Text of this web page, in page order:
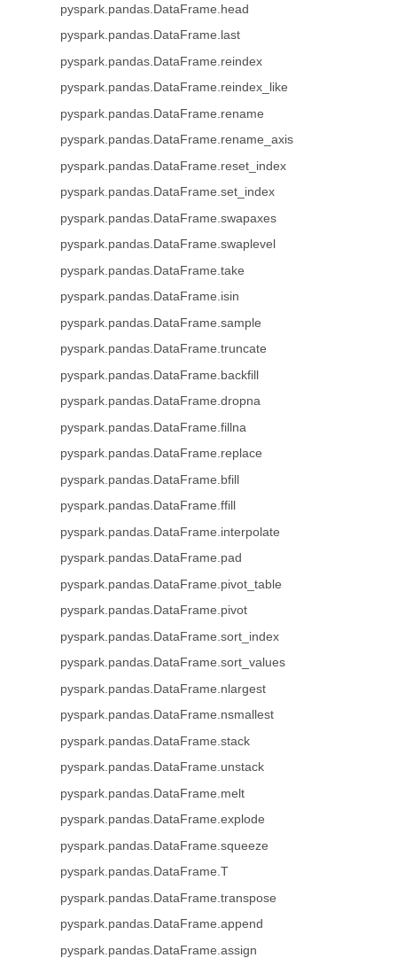
pyspark.pandas.DataFrame.head
pyspark.pandas.DataFrame.last
pyspark.pandas.DataFrame.reindex
pyspark.pandas.DataFrame.reindex_like
pyspark.pandas.DataFrame.rename
pyspark.pandas.DataFrame.rename_axis
pyspark.pandas.DataFrame.reset_index
pyspark.pandas.DataFrame.set_index
pyspark.pandas.DataFrame.swapaxes
pyspark.pandas.DataFrame.swaplevel
pyspark.pandas.DataFrame.take
pyspark.pandas.DataFrame.isin
pyspark.pandas.DataFrame.sample
pyspark.pandas.DataFrame.truncate
pyspark.pandas.DataFrame.backfill
pyspark.pandas.DataFrame.dropna
pyspark.pandas.DataFrame.fillna
pyspark.pandas.DataFrame.replace
pyspark.pandas.DataFrame.bfill
pyspark.pandas.DataFrame.ffill
pyspark.pandas.DataFrame.interpolate
pyspark.pandas.DataFrame.pad
pyspark.pandas.DataFrame.pivot_table
pyspark.pandas.DataFrame.pivot
pyspark.pandas.DataFrame.sort_index
pyspark.pandas.DataFrame.sort_values
pyspark.pandas.DataFrame.nlargest
pyspark.pandas.DataFrame.nsmallest
pyspark.pandas.DataFrame.stack
pyspark.pandas.DataFrame.unstack
pyspark.pandas.DataFrame.melt
pyspark.pandas.DataFrame.explode
pyspark.pandas.DataFrame.squeeze
pyspark.pandas.DataFrame.T
pyspark.pandas.DataFrame.transpose
pyspark.pandas.DataFrame.append
pyspark.pandas.DataFrame.assign